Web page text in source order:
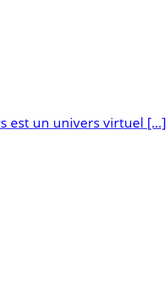
est un univers virtuel […]